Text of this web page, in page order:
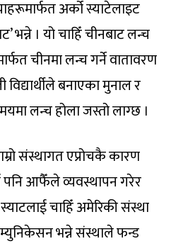
अर्को स्याटेलाइट
भन्ने । यो चाहिँ चीनबाट लन्च
चीनमा लन्च गर्ने वातावरण
बनाएका मुनाल र
लन्च होला जस्तो लाग्छ ।
संस्थागत एप्रोचकै कारण
पनि आफैँले व्यवस्थापन गरेर
चाहिँ अमेरिकी संस्था
भन्ने संस्थाले फन्ड